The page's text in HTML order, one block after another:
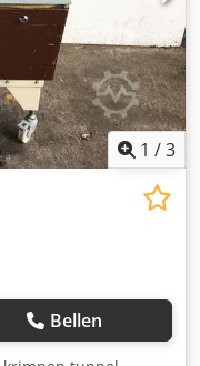
1 /3
Bellen